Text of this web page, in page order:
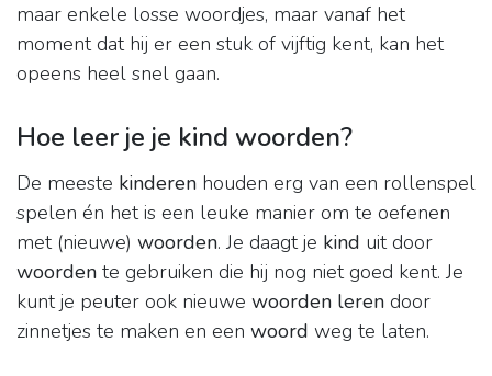
maar enkele losse woordjes, maar vanaf het
moment dat hij er een stuk of vijftig kent, kan het
opeens heel snel gaan.
Hoe leer je je kind woorden?
De meeste kinderen houden erg van een rollenspel
spelen én het is een leuke manier om te oefenen
met (nieuwe) woorden. Je daagt je kind uit door
woorden te gebruiken die hij nog niet goed kent. Je
kunt je peuter ook nieuwe woorden leren door
zinnetjes te maken en een woord weg te laten.